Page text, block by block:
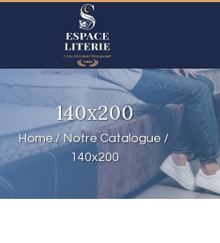
140x200
Home
Notre Catalogue
140x200
A PROPOS
NOS PRODUITS
NOTRE CATALOGUE
ESPACE KIDS
ESPACE SENIORS
ESPACE NATURE
ACTUALITÉS
CONTACT